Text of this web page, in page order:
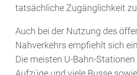
tatsächliche Zugänglichkeit
Auch bei der Nutzung des
Nahverkehrs empfiehlt sich
Die meisten U-Bahn-